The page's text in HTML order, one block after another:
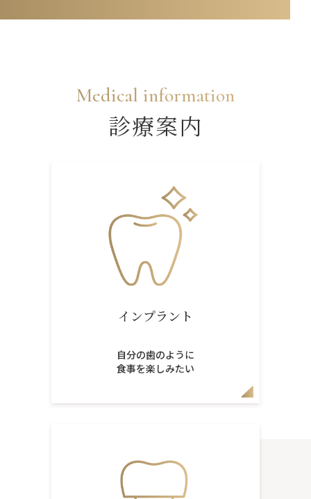
Medical information
診療案内
インプラント
自分の歯のように
食事を楽しみたい